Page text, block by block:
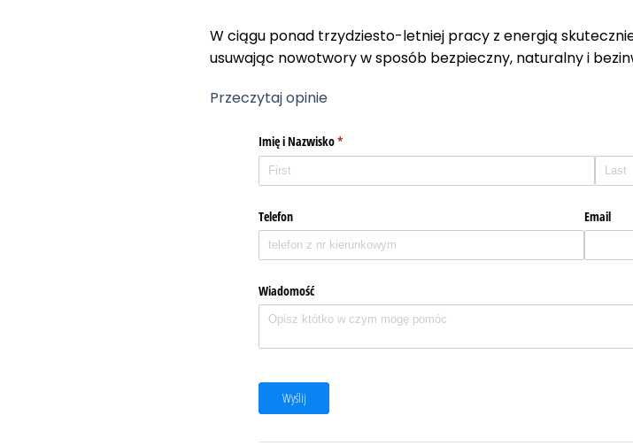
W ciągu ponad trzydziesto-letniej pracy z energią
usuwając nowotwory w sposób bezpieczny, naturalny i
Przeczytaj opinie
Imię i Nazwisko*
(required)
Telefon Email
Wiadomość
Wyślij